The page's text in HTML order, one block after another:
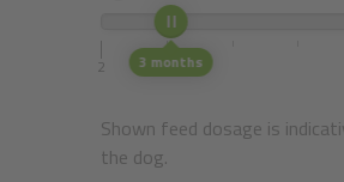
3 months
2
Shown feed dosage is
the dog.